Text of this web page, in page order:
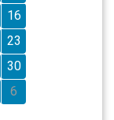
16
23
30
6